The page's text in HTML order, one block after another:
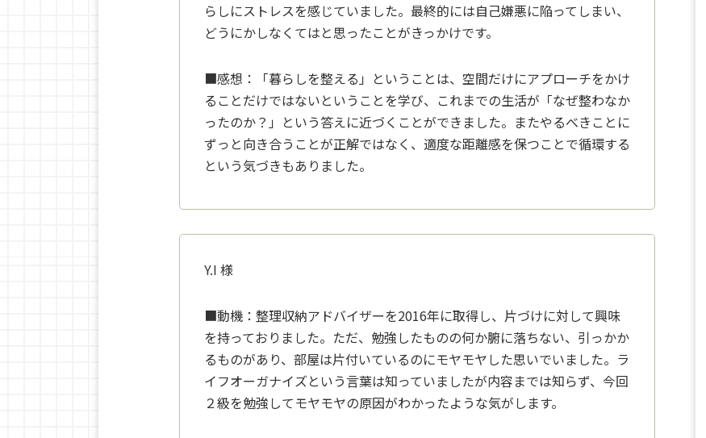
らしにストレスを感じていました。最終的には自己嫌悪に陥ってしまい、
どうにかしなくてはと思ったことがきっかけです。
■感想：
「暮らしを整える」ということは、空間だけにアプローチをかけ
るこ とだけではないということを学び、これまでの生活が「なぜ整わなか
ったのか？」という答えに近づくことができました。 またやるべきことに
ずっと向き合うことが正解ではなく、適度な距離感を保つことで循環する
という気づきもありました。
Y.I 様
■動機： 整理収納アドバイザーを2016年に取得し、片づけに対して興味
を持っておりました。 ただ、勉強したものの何か腑に落ちない、引っかか
るものがあり、 部屋は片付いているのにモヤモヤした思いでいました。 ラ
イフオーガナイズという言葉は知っていましたが内容までは知らず、今回
２級を勉強してモヤモヤの原因がわかったような気がします。